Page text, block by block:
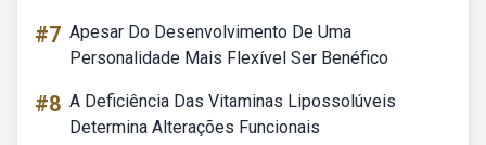
#7 Apesar Do Desenvolvimento De Uma
Personalidade Mais Flexível Ser Benéfico
#8 A Deficiência Das Vitaminas Lipossolúveis
Determina Alterações Funcionais